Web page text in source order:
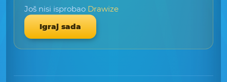
Još nisi isprobao Drawize
Igraj sada